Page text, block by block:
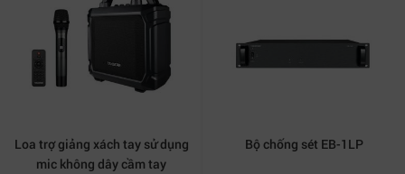
Loa trợ giảng xách tay sử dụng
mic không dây cầm tay
Bộ chống sét EB-1LP